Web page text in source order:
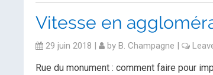
Vitesse en
29 juin 2018 | by B. Champagne |
Rue du monument : comment faire pour